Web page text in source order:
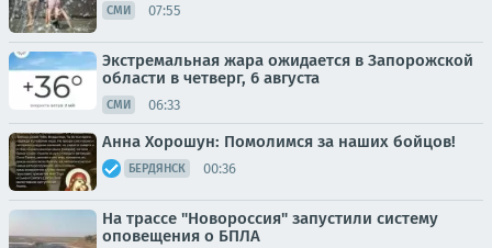
СМИ 07:55
Экстремальная жара ожидается в Запорожской
области в четверг, 6 августа
СМИ 06:33
Анна Хорошун: Помолимся за наших бойцов!
БЕРДЯНСК 00:36
На трассе "Новороссия" запустили систему
оповещения о БПЛА